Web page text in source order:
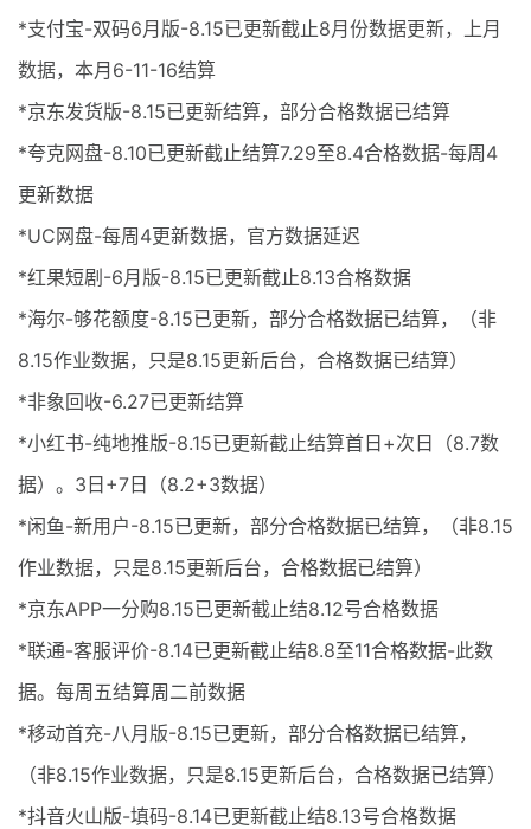
*支付宝-双码6月版-8.15已更新截止8月份数据更新，上月
数据，本月6-11-16结算
*京东发货版-8.15已更新结算，部分合格数据已结算
*夸克网盘-8.10已更新截止结算7.29至8.4合格数据-每周4
更新数据
*UC网盘-每周4更新数据，官方数据延迟
*红果短剧-6月版-8.15已更新截止8.13合格数据
*海尔-够花额度-8.15已更新，部分合格数据已结算，（非
8.15作业数据，只是8.15更新后台，合格数据已结算）
*非象回收-6.27已更新结算
*小红书-纯地推版-8.15已更新截止结算首日+次日（8.7数
据）。3日+7日（8.2+3数据）
*闲鱼-新用户-8.15已更新，部分合格数据已结算，（非8.15
作业数据，只是8.15更新后台，合格数据已结算）
*京东APP一分购8.15已更新截止结8.12号合格数据
*联通-客服评价-8.14已更新截止结8.8至11合格数据-此数
据。每周五结算周二前数据
*移动首充-八月版-8.15已更新，部分合格数据已结算，
（非8.15作业数据，只是8.15更新后台，合格数据已结算）
*抖音火山版-填码-8.14已更新截止结8.13号合格数据